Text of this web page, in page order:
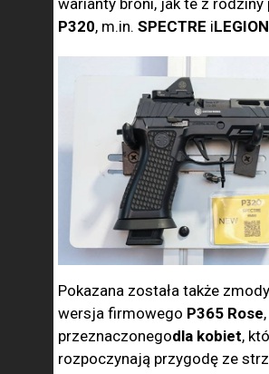
warianty broni, jak te z
P320, m.in. SPECTRE iLEGION
Pokazana została także
wersja firmowego P365 Rose,
przeznaczonegodla kobiet,
rozpoczynają przygodę ze